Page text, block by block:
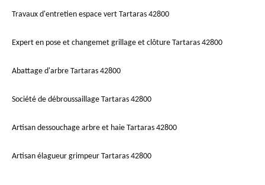
Travaux d'entretien espace vert Tartaras 42800
Expert en pose et changemet grillage et clôture Tartaras 42800
Abattage d'arbre Tartaras 42800
Société de débroussaillage Tartaras 42800
Artisan dessouchage arbre et haie Tartaras 42800
Artisan élagueur grimpeur Tartaras 42800